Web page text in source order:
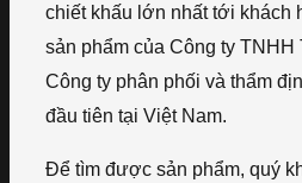
chiết khấu lớn nhất tới khách
sản phẩm của Công ty
Công ty phân phối và thẩm
đầu tiên tại Việt Nam.
Để tìm được sản phẩm, quý